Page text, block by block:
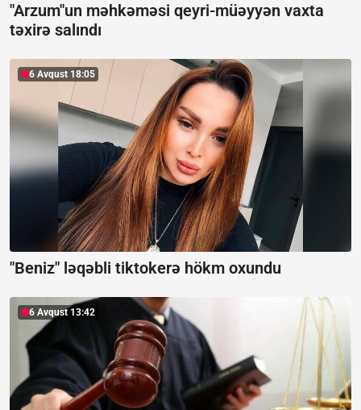
"Arzum"un məhkəməsi qeyri-müəyyən vaxta
təxirə salındı
6 Avqust 18:05
"Beniz" ləqəbli tiktokerə hökm oxundu
6 Avqust 13:42